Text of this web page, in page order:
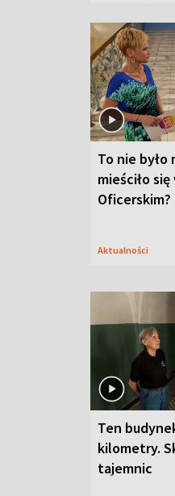
To nie było
mieściło
Oficerskim?
Aktualności
Ten
kilometry.
tajemnic